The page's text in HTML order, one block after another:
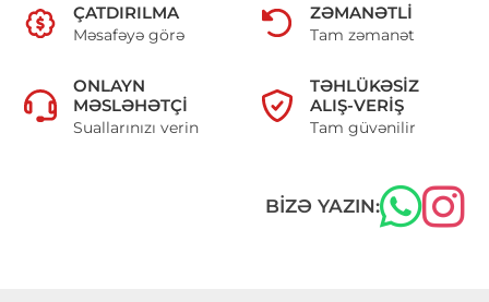
ÇATDIRILMA
Məsafəyə görə
ZƏMANƏTLI
Tam zəmanət
ONLAYN
MƏSLƏHƏTÇI
Suallarınızı verin
TƏHLÜKƏSIZ
ALIŞ-VERIŞ
Tam güvənilir
BIZƏ YAZIN: